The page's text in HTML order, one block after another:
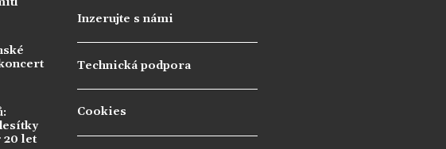
20 let
Inzerujte s námi
Technická podpora
Cookies